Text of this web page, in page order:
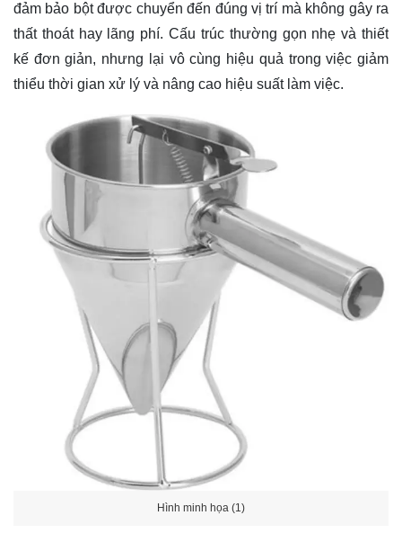
đảm bảo bột được chuyển đến đúng vị trí mà không gây ra
thất thoát hay lãng phí. Cấu trúc thường gọn nhẹ và thiết
kế đơn giản, nhưng lại vô cùng hiệu quả trong việc giảm
thiểu thời gian xử lý và nâng cao hiệu suất làm việc.
Hình minh họa (1)